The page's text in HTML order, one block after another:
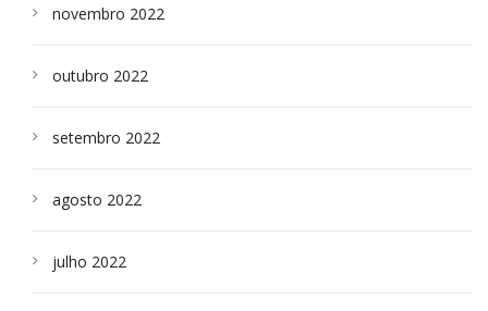
novembro 2022
outubro 2022
setembro 2022
agosto 2022
julho 2022